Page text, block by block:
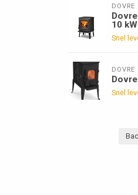
DOVRE
10 kW
Snel
DOVRE
Snel